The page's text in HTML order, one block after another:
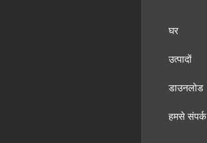
घर
उत्पादों
डाउनलोड
हमसे